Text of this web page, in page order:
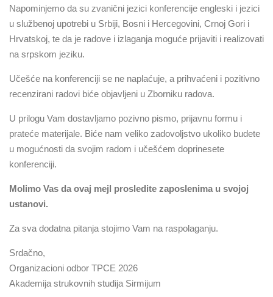
Napominjemo da su zvanični jezici konferencije engleski i jezici
u službenoj upotrebi u Srbiji, Bosni i Hercegovini, Crnoj Gori i
Hrvatskoj, te da je radove i izlaganja moguće prijaviti i realizovati
na srpskom jeziku.
Učešće na konferenciji se ne naplaćuje, a prihvaćeni i pozitivno
recenzirani radovi biće objavljeni u Zborniku radova.
U prilogu Vam dostavljamo pozivno pismo, prijavnu formu i
prateće materijale. Biće nam veliko zadovoljstvo ukoliko budete
u mogućnosti da svojim radom i učešćem doprinesete
konferenciji.
Molimo Vas da ovaj mejl prosledite zaposlenima u svojoj
ustanovi.
Za sva dodatna pitanja stojimo Vam na raspolaganju.
Srdačno,
Organizacioni odbor TPCE 2026
Akademija strukovnih studija Sirmijum